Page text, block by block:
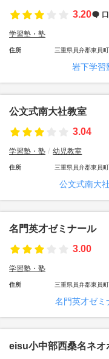
3.20
学習塾・塾
住所 三重県員弁郡東員
岩下学習
公文式南大社教室
3.04
学習塾・塾 幼児教室
住所 三重県員弁郡東員
公文式南大
名門英才ゼミナール
3.00
学習塾・塾
住所 三重県員弁郡東員
名門英才ゼミ
eisu小中部西桑名ネオ